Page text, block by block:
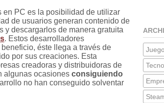
en PC es la posibilidad de utilizar
de usuarios generan contenido de
y descargarlos de manera gratuita
. Estos desarrolladores
éste llega a través de
por sus creaciones. Esta
creadoras y distribuidoras de
algunas ocasiones consiguiendo
no han conseguido solventar